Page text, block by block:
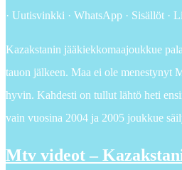
· Uutisvinkki · WhatsApp · Sisällöt ·
Kazakstanin jääkiekkomaajoukkue
tauon jälkeen. Maa ei ole menestynyt
hyvin. Kahdesti on tullut lähtö heti
vain vuosina 2004 ja 2005 joukkue
Mtv videot –